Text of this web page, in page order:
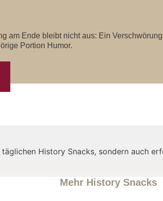
am Ende bleibt nicht aus: Ein
Portion Humor.
History Snacks, sondern auch
Mehr History Snacks